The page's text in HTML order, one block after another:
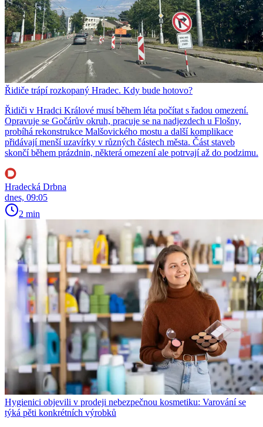
Řidiče trápí rozkopaný Hradec. Kdy bude hotovo?
Řidiči v Hradci Králové musí během léta počítat s řadou omezení.
Opravuje se Gočárův okruh, pracuje se na nadjezdech u Flošny,
probíhá rekonstrukce Malšovického mostu a další komplikace
přidávají menší uzavírky v různých částech města. Část staveb
skončí během prázdnin, některá omezení ale potrvají až do podzimu.
Hradecká Drbna
dnes, 09:05
2 min
Hygienici objevili v prodeji nebezpečnou kosmetiku: Varování se
týká pěti konkrétních výrobků